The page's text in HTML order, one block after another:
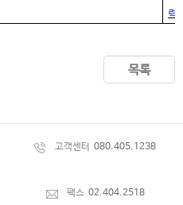
력
목록
고객센터 080.405.1238
팩스 02.404.2518